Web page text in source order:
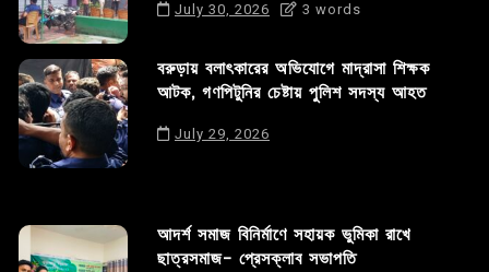
July 30, 2026 3 words
বরুড়ায় বলাৎকারের অভিযোগে মাদ্রাসা শিক্ষক
আটক, গণপিটুনির চেষ্টায় পুলিশ সদস্য আহত
July 29, 2026
আদর্শ সমাজ বিনির্মাণে সহায়ক ভুমিকা রাখে
ছাত্রসমাজ- প্রেসক্লাব সভাপতি